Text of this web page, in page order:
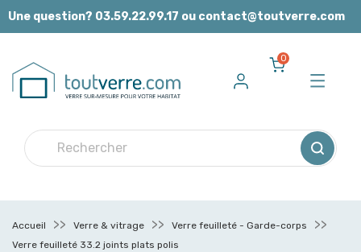
Panneau de gestion des cookies
Une question? 03.59.22.99.17 ou contact@toutverre.com
0
Accueil Verre & vitrage
Verre feuilleté - Garde-corps
Verre feuilleté 33.2 joints plats polis